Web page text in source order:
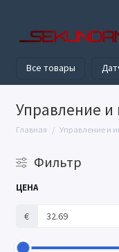
Все товары
Управление
Главная Управление и
Фильтр
ЦЕНА
€